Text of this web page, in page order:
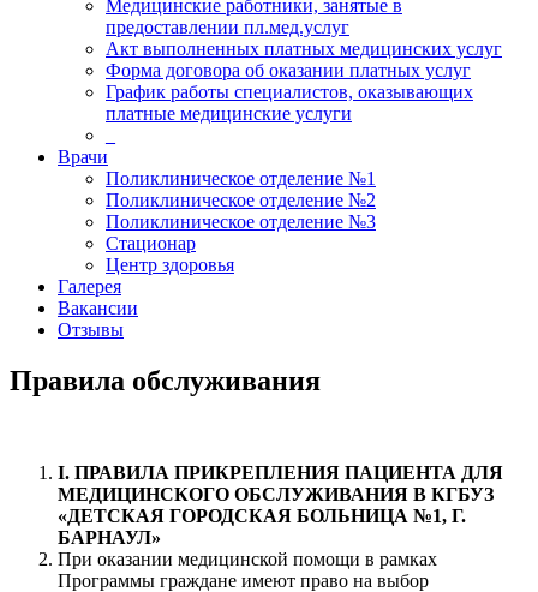
Медицинские работники, занятые в
предоставлении пл.мед.услуг
Акт выполненных платных медицинских услуг
Форма договора об оказании платных услуг
График работы специалистов, оказывающих
платные медицинские услуги
Врачи
Поликлиническое отделение №1
Поликлиническое отделение №2
Поликлиническое отделение №3
Стационар
Центр здоровья
Галерея
Вакансии
Отзывы
Правила обслуживания
I. ПРАВИЛА ПРИКРЕПЛЕНИЯ ПАЦИЕНТА ДЛЯ
МЕДИЦИНСКОГО ОБСЛУЖИВАНИЯ В КГБУЗ
«ДЕТСКАЯ ГОРОДСКАЯ БОЛЬНИЦА №1, Г.
БАРНАУЛ»
При оказании медицинской помощи в рамках
Программы граждане имеют право на выбор